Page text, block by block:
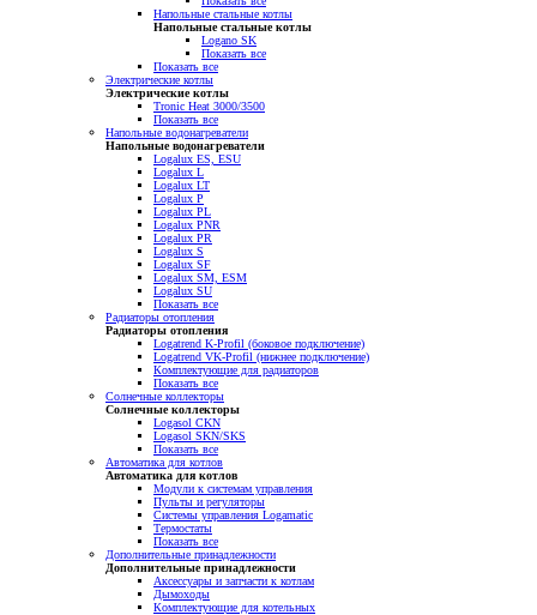
Напольные стальные котлы
Напольные стальные котлы
Logano SK
Показать все
Показать все
Электрические котлы
Электрические котлы
Tronic Heat 3000/3500
Показать все
Напольные водонагреватели
Напольные водонагреватели
Logalux ES, ESU
Logalux L
Logalux LT
Logalux P
Logalux PL
Logalux PNR
Logalux PR
Logalux S
Logalux SF
Logalux SM, ESM
Logalux SU
Показать все
Радиаторы отопления
Радиаторы отопления
Logatrend K-Profil (боковое подключение)
Logatrend VK-Profil (нижнее подключение)
Комплектующие для радиаторов
Показать все
Солнечные коллекторы
Солнечные коллекторы
Logasol CKN
Logasol SKN/SKS
Показать все
Автоматика для котлов
Автоматика для котлов
Модули к системам управления
Пульты и регуляторы
Системы управления Logamatic
Термостаты
Показать все
Дополнительные принадлежности
Дополнительные принадлежности
Аксессуары и запчасти к котлам
Дымоходы
Комплектующие для котельных